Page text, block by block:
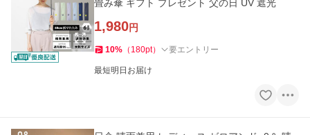
畳み傘 ギフト プレゼント 父の日 UV 遮光
1,980円
10% （ 180pt） 要エントリー
最短明日お届け